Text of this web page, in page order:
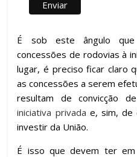
É sob este ângulo
concessões de rodovias à
lugar, é preciso ficar claro
as concessões a serem
resultam de convicção
iniciativa privada e, sim, de
investir da União.
É isso que devem ter